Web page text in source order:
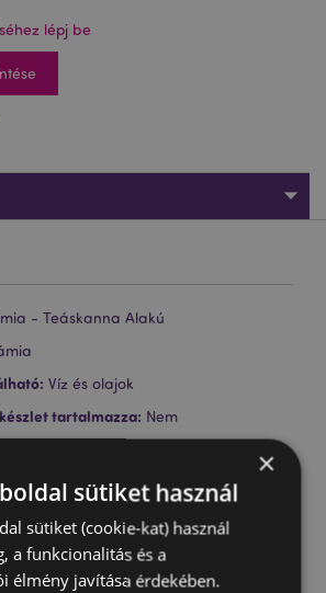
lépj be
- Teáskanna Alakú
Víz és olajok
tartalmazza: Nem
Mindig olvassa el és kövesse a
melyet a termékhez
Használjon jó minőségű
és ne töltse túl a tálkát.
×
sütiket használ
sütiket (cookie-kat) használ
a funkcionalitás és a
élmény javítása érdekében.